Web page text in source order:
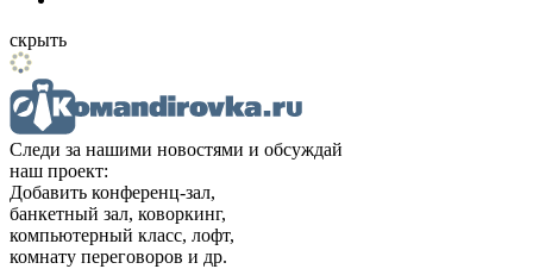
скрыть
Следи за нашими новостями и обсуждай
наш проект:
Добавить конференц-зал,
банкетный зал, коворкинг,
компьютерный класс, лофт,
комнату переговоров и др.